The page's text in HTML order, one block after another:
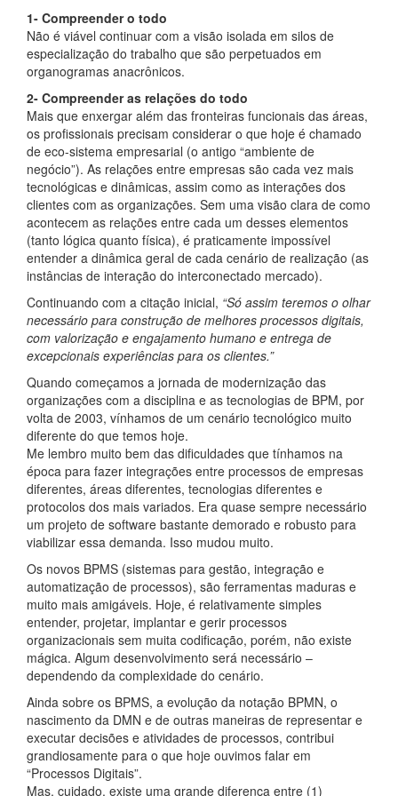
1- Compreender o todo
Não é viável continuar com a visão isolada em silos de
especialização do trabalho que são perpetuados em
organogramas anacrônicos.
2- Compreender as relações do todo
Mais que enxergar além das fronteiras funcionais das áreas,
os profissionais precisam considerar o que hoje é chamado
de eco-sistema empresarial (o antigo “ambiente de
negócio”). As relações entre empresas são cada vez mais
tecnológicas e dinâmicas, assim como as interações dos
clientes com as organizações. Sem uma visão clara de como
acontecem as relações entre cada um desses elementos
(tanto lógica quanto física), é praticamente impossível
entender a dinâmica geral de cada cenário de realização (as
instâncias de interação do interconectado mercado).
Continuando com a citação inicial, “Só assim teremos o olhar
necessário para construção de melhores processos digitais,
com valorização e engajamento humano e entrega de
excepcionais experiências para os clientes.”
Quando começamos a jornada de modernização das
organizações com a disciplina e as tecnologias de BPM, por
volta de 2003, vínhamos de um cenário tecnológico muito
diferente do que temos hoje.
Me lembro muito bem das dificuldades que tínhamos na
época para fazer integrações entre processos de empresas
diferentes, áreas diferentes, tecnologias diferentes e
protocolos dos mais variados. Era quase sempre necessário
um projeto de software bastante demorado e robusto para
viabilizar essa demanda. Isso mudou muito.
Os novos BPMS (sistemas para gestão, integração e
automatização de processos), são ferramentas maduras e
muito mais amigáveis. Hoje, é relativamente simples
entender, projetar, implantar e gerir processos
organizacionais sem muita codificação, porém, não existe
mágica. Algum desenvolvimento será necessário –
dependendo da complexidade do cenário.
Ainda sobre os BPMS, a evolução da notação BPMN, o
nascimento da DMN e de outras maneiras de representar e
executar decisões e atividades de processos, contribui
grandiosamente para o que hoje ouvimos falar em
“Processos Digitais”.
Mas, cuidado, existe uma grande diferença entre (1)